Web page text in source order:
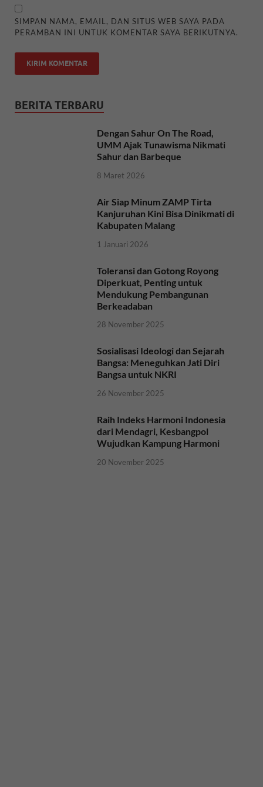
SIMPAN NAMA, EMAIL, DAN SITUS WEB SAYA PADA
PERAMBAN INI UNTUK KOMENTAR SAYA BERIKUTNYA.
BERITA TERBARU
Dengan Sahur On The Road,
UMM Ajak Tunawisma Nikmati
Sahur dan Barbeque
8 Maret 2026
Air Siap Minum ZAMP Tirta
Kanjuruhan Kini Bisa Dinikmati di
Kabupaten Malang
1 Januari 2026
Toleransi dan Gotong Royong
Diperkuat, Penting untuk
Mendukung Pembangunan
Berkeadaban
28 November 2025
Sosialisasi Ideologi dan Sejarah
Bangsa: Meneguhkan Jati Diri
Bangsa untuk NKRI
26 November 2025
Raih Indeks Harmoni Indonesia
dari Mendagri, Kesbangpol
Wujudkan Kampung Harmoni
20 November 2025